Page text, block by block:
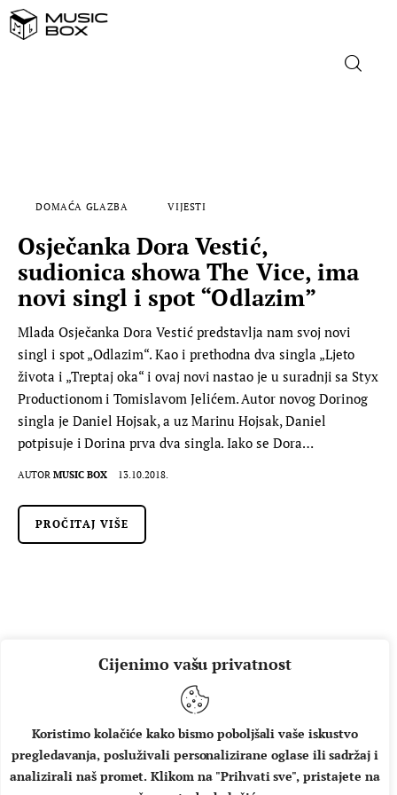
Cijenimo vašu privatnost
Koristimo kolačiće kako bismo poboljšali vaše iskustvo
pregledavanja, posluživali personalizirane oglase ili sadržaj i
analizirali naš promet. Klikom na "Prihvati sve", pristajete na
FILM
MUSIC BOX
DOMAĆA GLAZBA VIJESTI
Osječanka Dora Vestić,
sudionica showa The Vice, ima
novi singl i spot “Odlazim”
Mlada Osječanka Dora Vestić predstavlja nam svoj novi
singl i spot „Odlazim“. Kao i prethodna dva singla „Ljeto
života i „Treptaj oka“ i ovaj novi nastao je u suradnji sa Styx
Productionom i Tomislavom Jelićem. Autor novog Dorinog
singla je Daniel Hojsak, a uz Marinu Hojsak, Daniel
potpisuje i Dorina prva dva singla. Iako se Dora…
AUTOR MUSIC BOX 13.10.2018.
PROČITAJ VIŠE
O NAMA IMPRESSUM UVJETI KORIŠTENJA